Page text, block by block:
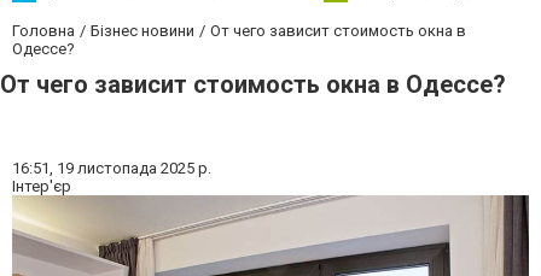
Головна Бізнес новини
От чего зависит стоимость окна в
Одессе?
От чего зависит стоимость окна в Одессе?
16:51, 19 листопада 2025 р.
Інтер'єр